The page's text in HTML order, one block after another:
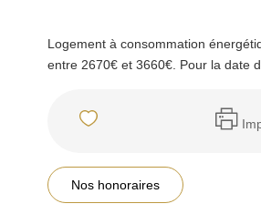
Logement à consommation
entre 2670€ et 3660€. Pour la date
Nos honoraires